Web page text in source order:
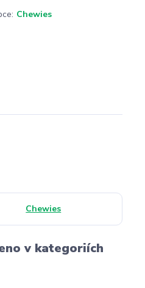
Chewies
Chewies
v kategoriích